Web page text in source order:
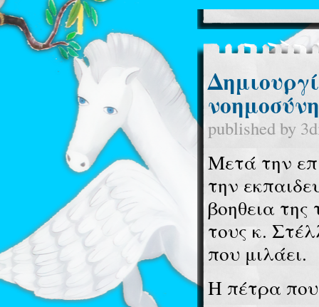
νοημοσύνη
published by
Μετά την
την
βοηθεια
τους κ.
που μιλάει.
Η πέτρα που